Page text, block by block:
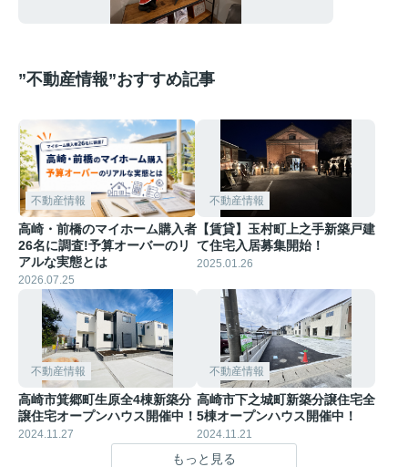
”不動産情報”おすすめ記事
不動産情報
高崎・前橋のマイホーム購入者
26名に調査!予算オーバーのリ
アルな実態とは
2026.07.25
不動産情報
【賃貸】玉村町上之手新築戸建
て住宅入居募集開始！
2025.01.26
不動産情報
高崎市箕郷町生原全4棟新築分
譲住宅オープンハウス開催中！
2024.11.27
不動産情報
高崎市下之城町新築分譲住宅全
5棟オープンハウス開催中！
2024.11.21
もっと見る